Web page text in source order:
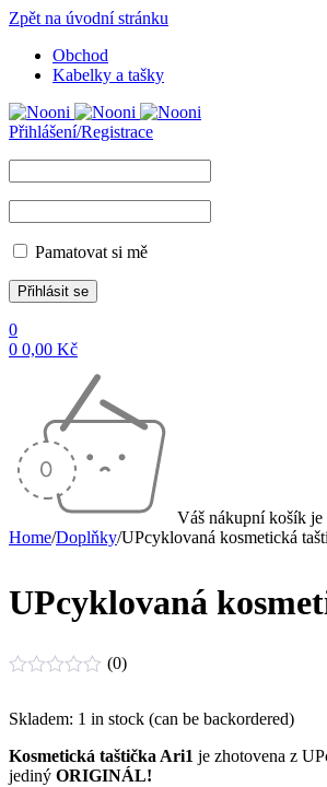
Zpět na úvodní stránku
Obchod
Kabelky a tašky
Přihlášení/Registrace
Pamatovat si mě
0
0 0,00 Kč
Váš nákupní košík je
Home/Doplňky/UPcyklovaná kosmetická
UPcyklovaná
out
5
(0)
Skladem: 1 in stock (can be backordered)
Kosmetická taštička Ari1 je zhotovena z
jediný ORIGINÁL!